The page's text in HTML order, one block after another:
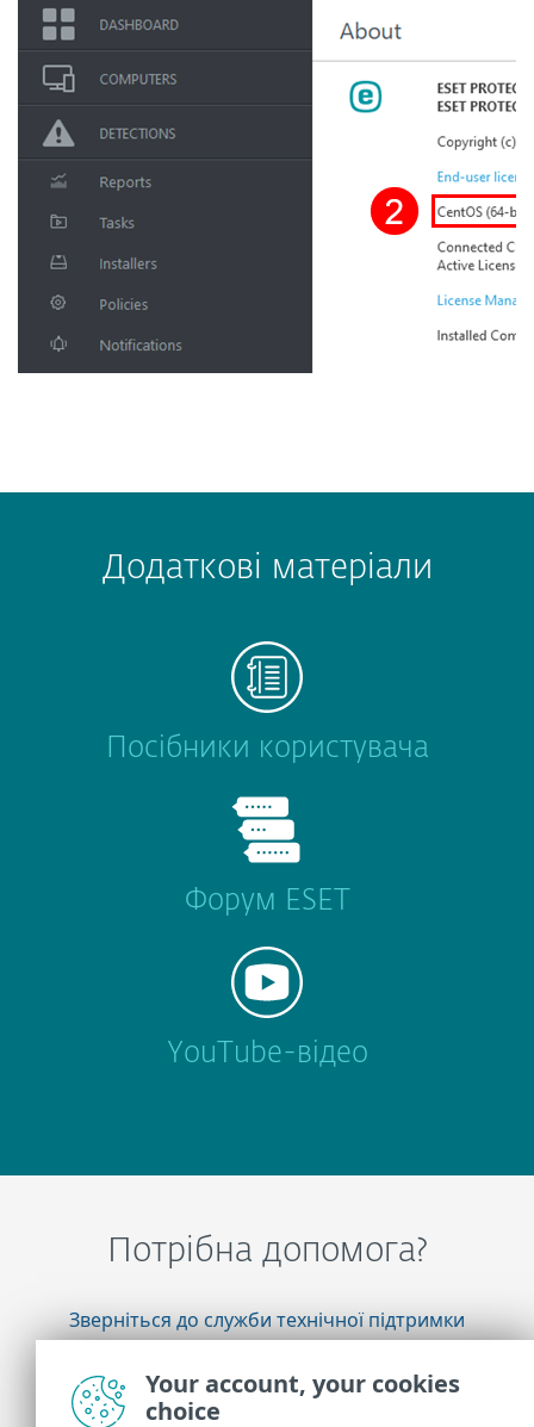
Додаткові матеріали
Посібники користувача
Форум ESET
YouTube-відео
Потрібна допомога?
Зверніться до служби технічної підтримки
ESET
Your account, your cookies
choice